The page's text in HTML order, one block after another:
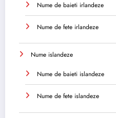
Nume de baieti irlandeze
Nume de fete irlandeze
Nume islandeze
Nume de baieti islandeze
Nume de fete islandeze